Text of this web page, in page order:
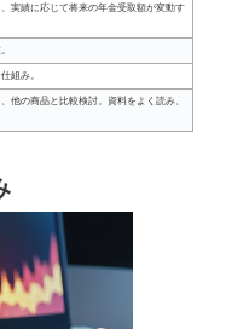
実績に応じて将来の年金受取額が変動す
組み。
他の商品と比較検討。資料をよく読み、